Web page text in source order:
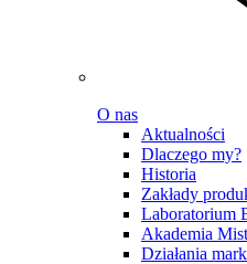
O nas
Aktualności
Dlaczego my?
Historia
Zakłady
Laboratorium
Akademia
Działania